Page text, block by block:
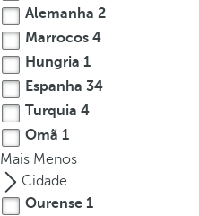
e
f
i
r
s
t
p
i
Alemanha 2
Marrocos 4
Hungria 1
Espanha 34
Turquia 4
Omã 1
Mais Menos
Cidade
Ourense 1